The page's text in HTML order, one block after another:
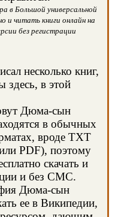
в Большой универсальной
и читать книги онлайн на
без регистрации
несколько книг,
здесь, в этой
Дюма-сын
в обычных
вроде TXT
PDF), поэтому
скачать и
и без СМС.
Дюма-сын
ее в Википедии,